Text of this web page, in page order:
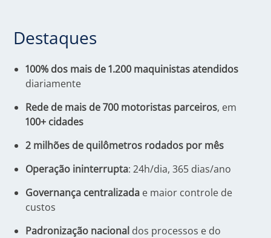
Destaques
100% dos mais de 1.200 maquinistas atendidos
diariamente
Rede de mais de 700 motoristas parceiros, em
100+ cidades
2 milhões de quilômetros rodados por mês
Operação ininterrupta: 24h/dia, 365 dias/ano
Governança centralizada e maior controle de
custos
Padronização nacional dos processos e do